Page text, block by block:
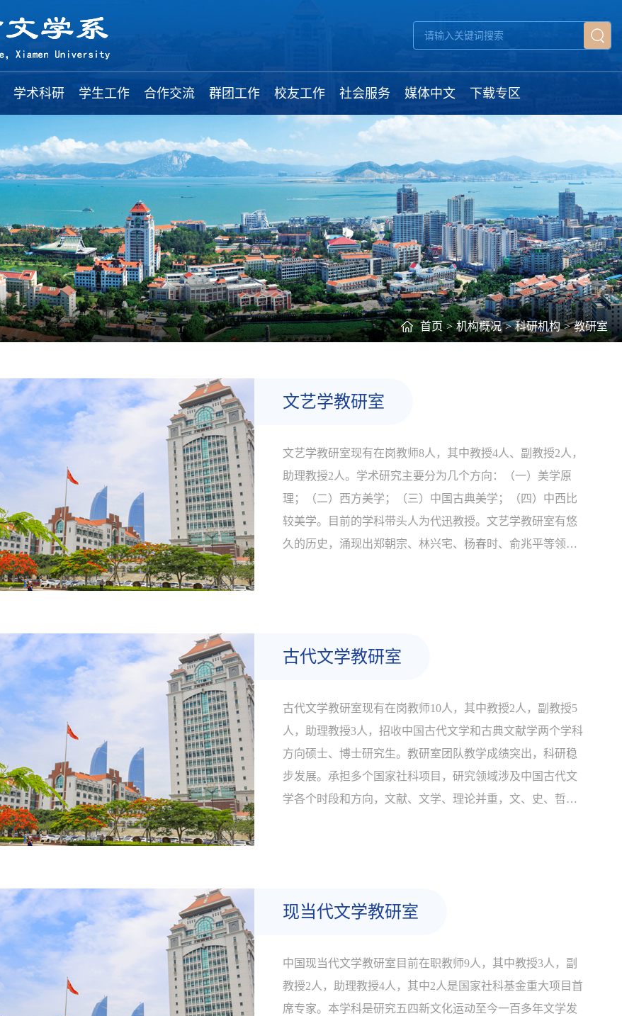
学术科研 学生工作 合作交流 群团工作 校友工作 社会服务 媒体中文 下载专区
首页 > 机构概况 > 科研机构 > 教研室
文艺学教研室
文艺学教研室现有在岗教师8人，其中教授4人、副教授2人，
助理教授2人。学术研究主要分为几个方向：（一）美学原
理；（二）西方美学；（三）中国古典美学；（四）中西比
较美学。目前的学科带头人为代迅教授。文艺学教研室有悠
久的历史，涌现出郑朝宗、林兴宅、杨春时、俞兆平等领一
古代文学教研室
古代文学教研室现有在岗教师10人，其中教授2人，副教授5
人，助理教授3人，招收中国古代文学和古典文献学两个学科
方向硕士、博士研究生。教研室团队教学成绩突出，科研稳
步发展。承担多个国家社科项目，研究领域涉及中国古代文
学各个时段和方向，文献、文学、理论并重，文、史、哲交
现当代文学教研室
中国现当代文学教研室目前在职教师9人，其中教授3人，副
教授2人，助理教授4人，其中2人是国家社科基金重大项目首
席专家。本学科是研究五四新文化运动至今一百多年文学发